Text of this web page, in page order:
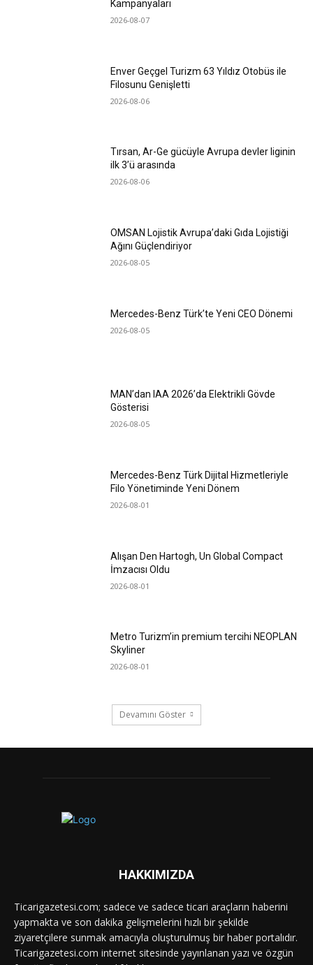
Kampanyaları
2026-08-07
Enver Geçgel Turizm 63 Yıldız Otobüs ile
Filosunu Genişletti
2026-08-06
Tırsan, Ar-Ge gücüyle Avrupa devler liginin
ilk 3’ü arasında
2026-08-06
OMSAN Lojistik Avrupa’daki Gıda Lojistiği
Ağını Güçlendiriyor
2026-08-05
Mercedes-Benz Türk’te Yeni CEO Dönemi
2026-08-05
MAN’dan IAA 2026’da Elektrikli Gövde
Gösterisi
2026-08-05
Mercedes-Benz Türk Dijital Hizmetleriyle
Filo Yönetiminde Yeni Dönem
2026-08-01
Alışan Den Hartogh, Un Global Compact
İmzacısı Oldu
2026-08-01
Metro Turizm’in premium tercihi NEOPLAN
Skyliner
2026-08-01
Devamını Göster
HAKKIMIZDA
Ticarigazetesi.com; sadece ve sadece ticari araçların haberini
yapmakta ve son dakika gelişmelerini hızlı bir şekilde
ziyaretçilere sunmak amacıyla oluşturulmuş bir haber portalıdır.
Ticarigazetesi.com internet sitesinde yayınlanan yazı ve özgün